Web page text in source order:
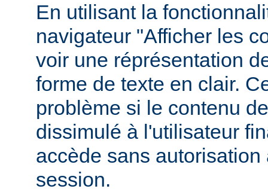
En utilisant la
navigateur "Afficher les
voir une réprésentation
forme de texte en clair.
problème si le contenu
dissimulé à l'utilisateur
accède sans
session.